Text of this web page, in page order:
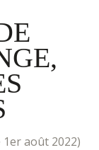
août 2022)